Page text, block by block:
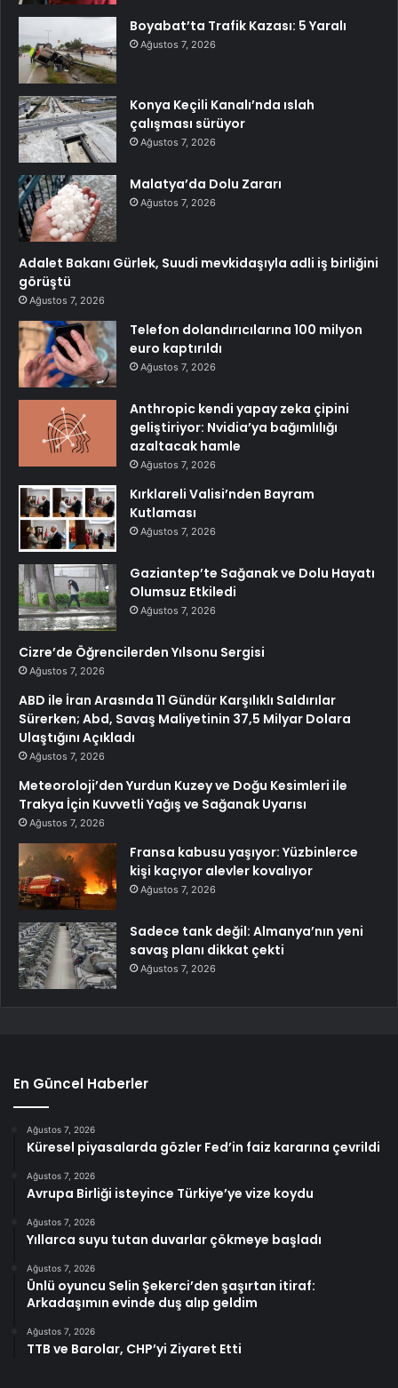
Boyabat’ta Trafik Kazası: 5 Yaralı
Ağustos 7, 2026
Konya Keçili Kanalı’nda ıslah
çalışması sürüyor
Ağustos 7, 2026
Malatya’da Dolu Zararı
Ağustos 7, 2026
Adalet Bakanı Gürlek, Suudi mevkidaşıyla adli iş birliğini
görüştü
Ağustos 7, 2026
Telefon dolandırıcılarına 100 milyon
euro kaptırıldı
Ağustos 7, 2026
Anthropic kendi yapay zeka çipini
geliştiriyor: Nvidia’ya bağımlılığı
azaltacak hamle
Ağustos 7, 2026
Kırklareli Valisi’nden Bayram
Kutlaması
Ağustos 7, 2026
Gaziantep’te Sağanak ve Dolu Hayatı
Olumsuz Etkiledi
Ağustos 7, 2026
Cizre’de Öğrencilerden Yılsonu Sergisi
Ağustos 7, 2026
ABD ile İran Arasında 11 Gündür Karşılıklı Saldırılar
Sürerken; Abd, Savaş Maliyetinin 37,5 Milyar Dolara
Ulaştığını Açıkladı
Ağustos 7, 2026
Meteoroloji’den Yurdun Kuzey ve Doğu Kesimleri ile
Trakya İçin Kuvvetli Yağış ve Sağanak Uyarısı
Ağustos 7, 2026
Fransa kabusu yaşıyor: Yüzbinlerce
kişi kaçıyor alevler kovalıyor
Ağustos 7, 2026
Sadece tank değil: Almanya’nın yeni
savaş planı dikkat çekti
Ağustos 7, 2026
En Güncel Haberler
Ağustos 7, 2026
Küresel piyasalarda gözler Fed’in faiz kararına çevrildi
Ağustos 7, 2026
Avrupa Birliği isteyince Türkiye’ye vize koydu
Ağustos 7, 2026
Yıllarca suyu tutan duvarlar çökmeye başladı
Ağustos 7, 2026
Ünlü oyuncu Selin Şekerci’den şaşırtan itiraf:
Arkadaşımın evinde duş alıp geldim
Ağustos 7, 2026
TTB ve Barolar, CHP’yi Ziyaret Etti